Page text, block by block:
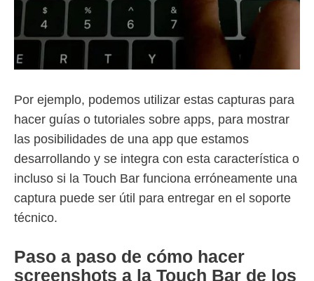
Por ejemplo, podemos utilizar estas capturas para
hacer guías o tutoriales sobre apps, para mostrar
las posibilidades de una app que estamos
desarrollando y se integra con esta característica o
incluso si la Touch Bar funciona erróneamente una
captura puede ser útil para entregar en el soporte
técnico.
Paso a paso de cómo hacer
screenshots a la Touch Bar de los